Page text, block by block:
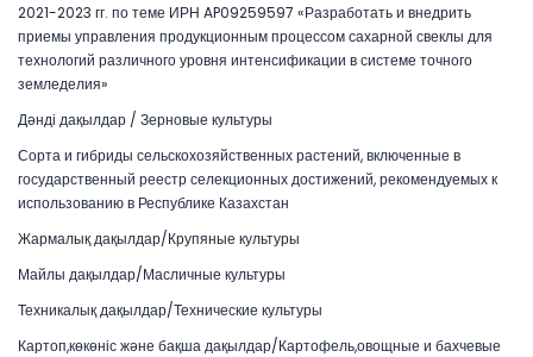
2021-2023 гг. по теме ИРН AP09259597 «Разработать и внедрить
приемы управления продукционным процессом сахарной свеклы для
технологий различного уровня интенсификации в системе точного
земледелия»
Дәнді дақылдар / Зерновые культуры
Сорта и гибриды сельскохозяйственных растений, включенные в
государственный реестр селекционных достижений, рекомендуемых к
использованию в Республике Казахстан
Жармалық дақылдар/Крупяные культуры
Майлы дақылдар/Масличные культуры
Техникалық дақылдар/Технические культуры
Картоп,көкөніс және бақша дақылдар/Картофель,овощные и бахчевые